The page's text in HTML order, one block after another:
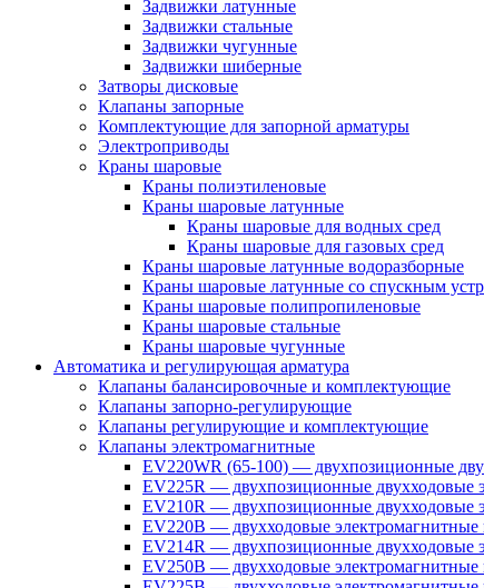
Задвижки латунные
Задвижки стальные
Задвижки чугунные
Задвижки шиберные
Затворы дисковые
Клапаны запорные
Комплектующие для запорной арматуры
Электроприводы
Краны шаровые
Краны полиэтиленовые
Краны шаровые латунные
Краны шаровые для водных сред
Краны шаровые для газовых сред
Краны шаровые латунные водоразборные
Краны шаровые латунные со спускным
Краны шаровые полипропиленовые
Краны шаровые стальные
Краны шаровые чугунные
Автоматика и регулирующая арматура
Клапаны балансировочные и комплектующие
Клапаны запорно-регулирующие
Клапаны регулирующие и комплектующие
Клапаны электромагнитные
EV220WR (65-100) — двухпозиционные
EV225R — двухпозиционные двухходовые
EV210R — двухпозиционные двухходовые
EV220B — двухходовые
EV214R — двухпозиционные двухходовые
EV250B — двухходовые